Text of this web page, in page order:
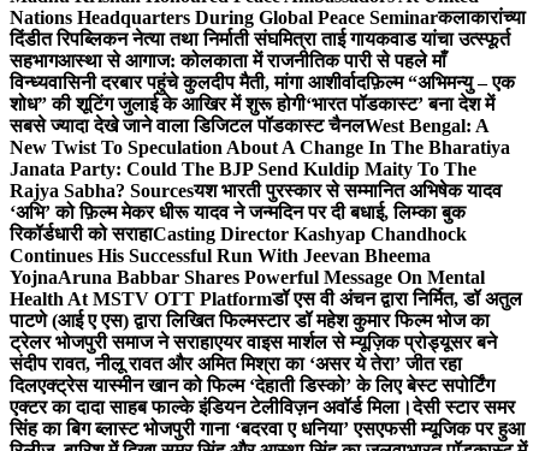
Nations Headquarters During Global Peace Seminarकलाकारांच्या
दिंडीत रिपब्लिकन नेत्या तथा निर्माती संघमित्रा ताई गायकवाड यांचा उत्स्फूर्त
सहभागआस्था से आगाज: कोलकाता में राजनीतिक पारी से पहले माँ
विन्ध्यवासिनी दरबार पहुंचे कुलदीप मैती, मांगा आशीर्वादफ़िल्म “अभिमन्यु – एक
शोध” की शूटिंग जुलाई के आखिर में शुरू होगी‘भारत पॉडकास्ट’ बना देश में
सबसे ज्यादा देखे जाने वाला डिजिटल पॉडकास्ट चैनलWest Bengal: A
New Twist To Speculation About A Change In The Bharatiya
Janata Party: Could The BJP Send Kuldip Maity To The
Rajya Sabha? Sourcesयश भारती पुरस्कार से सम्मानित अभिषेक यादव
‘अभि’ को फ़िल्म मेकर धीरू यादव ने जन्मदिन पर दी बधाई, लिम्का बुक
रिकॉर्डधारी को सराहाCasting Director Kashyap Chandhock
Continues His Successful Run With Jeevan Bheema
YojnaAruna Babbar Shares Powerful Message On Mental
Health At MSTV OTT Platformडॉ एस वी अंचन द्वारा निर्मित, डॉ अतुल
पाटणे (आई ए एस) द्वारा लिखित फिल्मस्टार डॉ महेश कुमार फिल्म भोज का
ट्रेलर भोजपुरी समाज ने सराहाएयर वाइस मार्शल से म्यूज़िक प्रोड्यूसर बने
संदीप रावत, नीलू रावत और अमित मिश्रा का ‘असर ये तेरा’ जीत रहा
दिलएक्ट्रेस यास्मीन खान को फिल्म ‘देहाती डिस्को’ के लिए बेस्ट सपोर्टिंग
एक्टर का दादा साहब फाल्के इंडियन टेलीविज़न अवॉर्ड मिला।देसी स्टार समर
सिंह का बिग ब्लास्ट भोजपुरी गाना ‘बदरवा ए धनिया’ एसएफसी म्यूजिक पर हुआ